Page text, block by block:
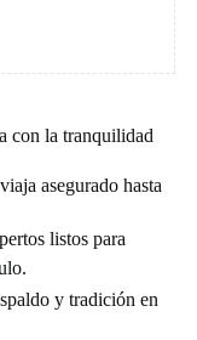
con la tranquilidad
asegurado hasta
listos para
y tradición en